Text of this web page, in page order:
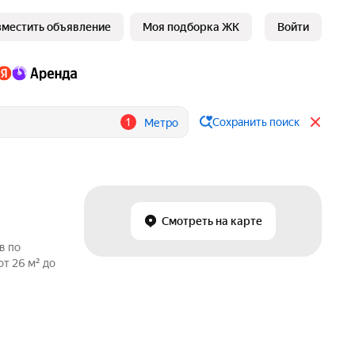
объявление Моя подборка ЖК Войти
1 Метро Сохранить поиск
Смотреть на карте
по
26 м² до